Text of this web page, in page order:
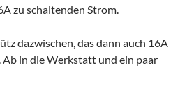
zu schaltenden Strom.
dazwischen, das dann auch 16A
in die Werkstatt und ein paar